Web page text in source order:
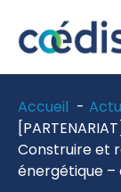
Accueil
Construire et
énergétique